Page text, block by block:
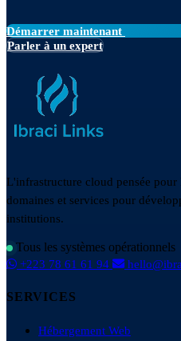
Démarrer maintenant
Parler à un expert
L'infrastructure cloud pensée
domaines et services pour
institutions.
Tous les systèmes opérationnels
+223 78 61 61 94
SERVICES
Hébergement Web